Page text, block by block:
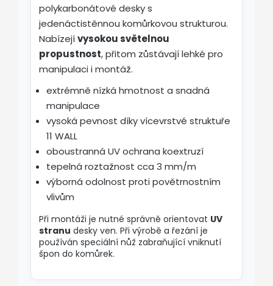
polykarbonátové desky s
jedenáctistěnnou komůrkovou strukturou.
Nabízejívysokou světelnou
propustnost, přitom zůstávají lehké pro
manipulaci i montáž.
extrémně nízká hmotnost a snadná
manipulace
vysoká pevnost díky vícevrstvé struktuře
11 WALL
oboustranná UV ochrana koextruzí
tepelná roztažnost cca 3 mm/m
výborná odolnost proti povětrnostním
vlivům
Při montáži je nutné správně orientovat UV
stranu desky ven. Při výrobě a řezání je
používán speciální nůž zabraňující vniknutí
špon do komůrek.